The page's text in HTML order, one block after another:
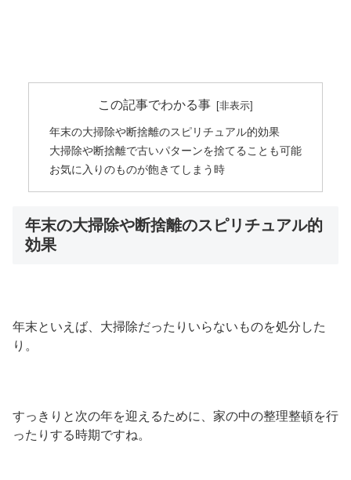
この記事でわかる事
年末の大掃除や断捨離のスピリチュアル的効果
大掃除や断捨離で古いパターンを捨てることも可能
お気に入りのものが飽きてしまう時
年末の大掃除や断捨離のスピリチュアル的
効果
年末といえば、大掃除だったりいらないものを処分した
り。
すっきりと次の年を迎えるために、家の中の整理整頓を行
ったりする時期ですね。